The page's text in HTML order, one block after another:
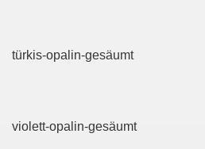
türkis-opalin-gesäumt
violett-opalin-gesäumt